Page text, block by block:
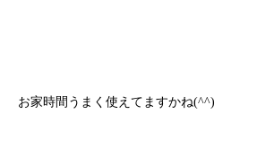
お家時間うまく使えてますかね(^^)